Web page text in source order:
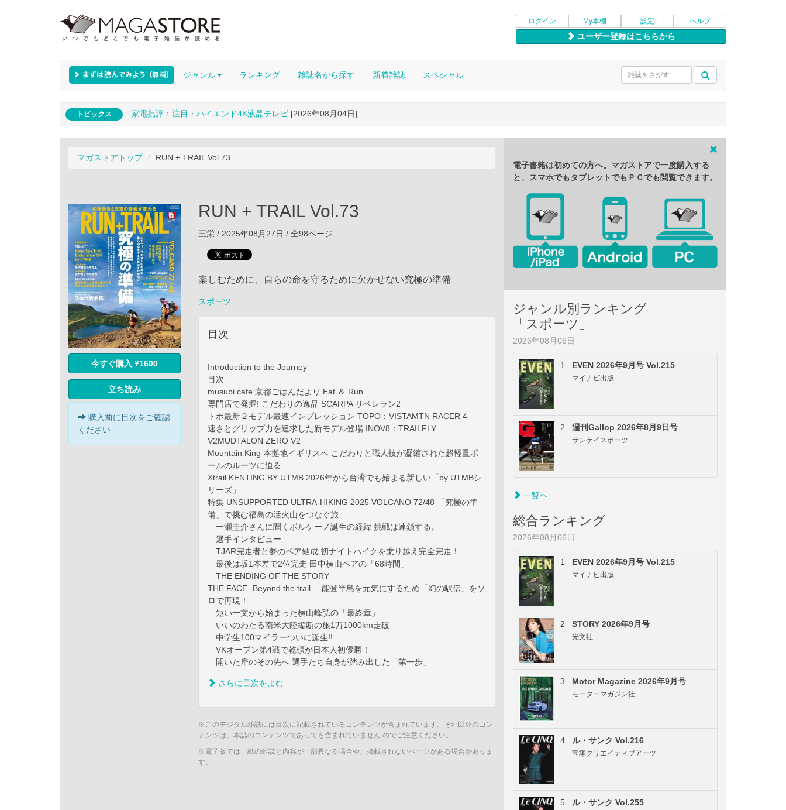
ログイン My本棚 設定 ヘルプ
ユーザー登録はこちらから
ジャンル ランキング 雑誌名から探す 新着雑誌 スペシャル
トピックス 家電批評：注目・ハイエンド4K液晶テレビ [2026年08月04日]
マガストアトップ RUN + TRAIL Vol.73
今すぐ購入 ¥1600
立ち読み
購入前に目次をご確認
ください
RUN + TRAIL Vol.73
三栄 / 2025年08月27日 / 全98ページ
楽しむために、自らの命を守るために欠かせない究極の準備
スポーツ
目次
Introduction to the Journey
目次
musubi cafe 京都ごはんだより Eat ＆ Run
専門店で発掘! こだわりの逸品 SCARPA リベレラン2
トポ最新２モデル最速インプレッション TOPO：VISTAMTN RACER 4
速さとグリップ力を追求した新モデル登場 INOV8：TRAILFLY
V2MUDTALON ZERO V2
Mountain King 本拠地イギリスへ こだわりと職人技が凝縮された超軽量ポ
ールのルーツに迫る
Xtrail KENTING BY UTMB 2026年から台湾でも始まる新しい「by UTMBシ
リーズ」
特集 UNSUPPORTED ULTRA-HIKING 2025 VOLCANO 72/48 「究極の準
備」で挑む福島の活火山をつなぐ旅
一瀬圭介さんに聞くボルケーノ誕生の経緯 挑戦は連鎖する。
選手インタビュー
TJAR完走者と夢のペア結成 初ナイトハイクを乗り越え完全完走！
最後は坂1本差で2位完走 田中横山ペアの「68時間」
THE ENDING OF THE STORY
THE FACE -Beyond the trail- 能登半島を元気にするため「幻の駅伝」をソ
ロで再現！
短い一文から始まった横山峰弘の「最終章」
いいのわたる南米大陸縦断の旅1万1000km走破
中学生100マイラーついに誕生!!
VKオープン第4戦で乾碩が日本人初優勝！
開いた扉のその先へ 選手たち自身が踏み出した「第一歩」
さらに目次をよむ
※このデジタル雑誌には目次に記載されているコンテンツが含まれています。それ以外のコン
テンツは、本誌のコンテンツであっても含まれていません のでご注意ください。
※電子版では、紙の雑誌と内容が一部異なる場合や、掲載されないページがある場合がありま
す。
電子書籍は初めての方へ。マガストアで一度購入する
と、スマホでもタブレットでもＰＣでも閲覧できます。
ジャンル別ランキング
「スポーツ」
2026年08月06日
1 EVEN 2026年9月号 Vol.215
マイナビ出版
2 週刊Gallop 2026年8月9日号
サンケイスポーツ
一覧へ
総合ランキング
2026年08月06日
1 EVEN 2026年9月号 Vol.215
マイナビ出版
2 STORY 2026年9月号
光文社
3 Motor Magazine 2026年9月号
モーターマガジン社
4 ル・サンク Vol.216
宝塚クリエイティブアーツ
5 ル・サンク Vol.255